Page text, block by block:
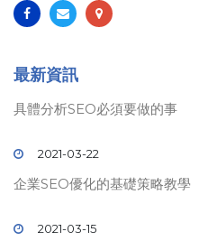
最新資訊
具體分析SEO必須要做的事
2021-03-22
企業SEO優化的基礎策略教學
2021-03-15